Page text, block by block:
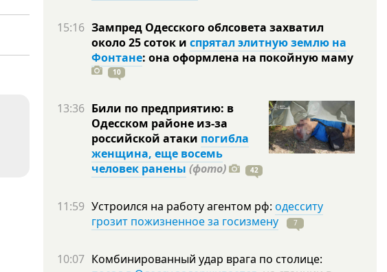
15:16 Зампред Одесского облсовета захватил
около 25 соток и спрятал элитную землю на
Фонтане: она оформлена на покойную маму
10
13:36 Били по предприятию: в
Одесском районе из-за
российской атаки погибла
женщина, еще восемь
человек ранены (фото) 42
11:59 Устроился на работу агентом рф: одесситу
грозит пожизненное за госизмену
7
10:07 Комбинированный удар врага по столице: